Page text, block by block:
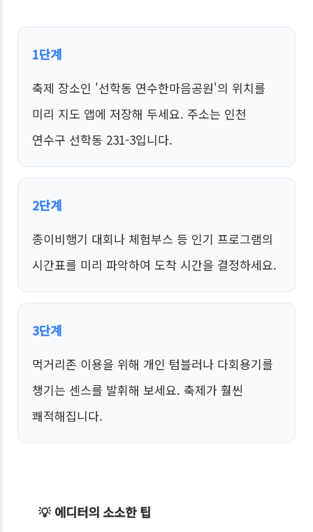
1단계
축제 장소인 '선학동 연수한마음공원'의 위치를
미리 지도 앱에 저장해 두세요. 주소는 인천
연수구 선학동 231-3입니다.
2단계
종이비행기 대회나 체험부스 등 인기 프로그램의
시간표를 미리 파악하여 도착 시간을 결정하세요.
3단계
먹거리존 이용을 위해 개인 텀블러나 다회용기를
챙기는 센스를 발휘해 보세요. 축제가 훨씬
쾌적해집니다.
💡 에디터의 소소한 팁